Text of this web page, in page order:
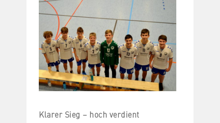
Klarer Sieg – hoch verdient